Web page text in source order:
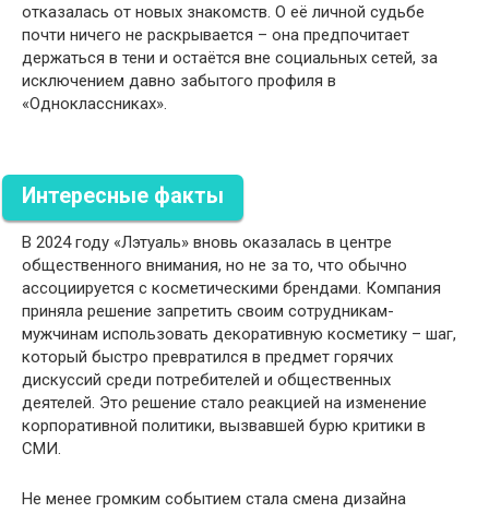
отказалась от новых знакомств. О её личной судьбе
почти ничего не раскрывается – она предпочитает
держаться в тени и остаётся вне социальных сетей, за
исключением давно забытого профиля в
«Одноклассниках».
Интересные факты
В 2024 году «Лэтуаль» вновь оказалась в центре
общественного внимания, но не за то, что обычно
ассоциируется с косметическими брендами. Компания
приняла решение запретить своим сотрудникам-
мужчинам использовать декоративную косметику – шаг,
который быстро превратился в предмет горячих
дискуссий среди потребителей и общественных
деятелей. Это решение стало реакцией на изменение
корпоративной политики, вызвавшей бурю критики в
СМИ.
Не менее громким событием стала смена дизайна